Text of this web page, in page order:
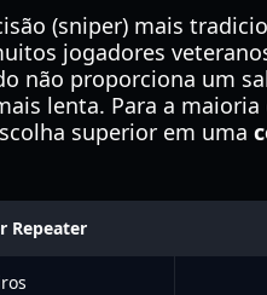
(sniper) mais
jogadores
não proporciona um
lenta. Para a
superior em uma
Repeater